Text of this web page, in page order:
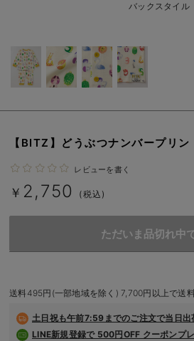
ハレの日に着るANGELIEBEのセレモニー
買って正解！高評価レビューアイテム
親子コーデ｜ママとベビーにおすすめ！
ロンパースはいつからいつまで使う？選ぶポイントも解説！
ファルスカ
デロンギ
バックスタイル
【BITZ】どうぶつナンバープリン
レビューを書く
￥ 2,750 (税込)
ただいま品切れ中
送料495円(一部地域を除く) 7,700円以上で送
土日祝も午前7:59までのご注文で当日出
LINE新規登録で 500円OFF クーポンプ